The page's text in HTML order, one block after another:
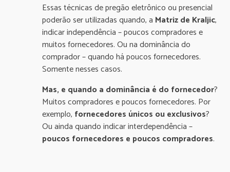
Essas técnicas de pregão eletrônico ou presencial
poderão ser utilizadas quando, a Matriz de Kraljic,
indicar independência – poucos compradores e
muitos fornecedores. Ou na dominância do
comprador – quando há poucos fornecedores.
Somente nesses casos.
Mas, e quando a dominância é do fornecedor?
Muitos compradores e poucos fornecedores. Por
exemplo, fornecedores únicos ou exclusivos?
Ou ainda quando indicar interdependência –
poucos fornecedores e poucos compradores.